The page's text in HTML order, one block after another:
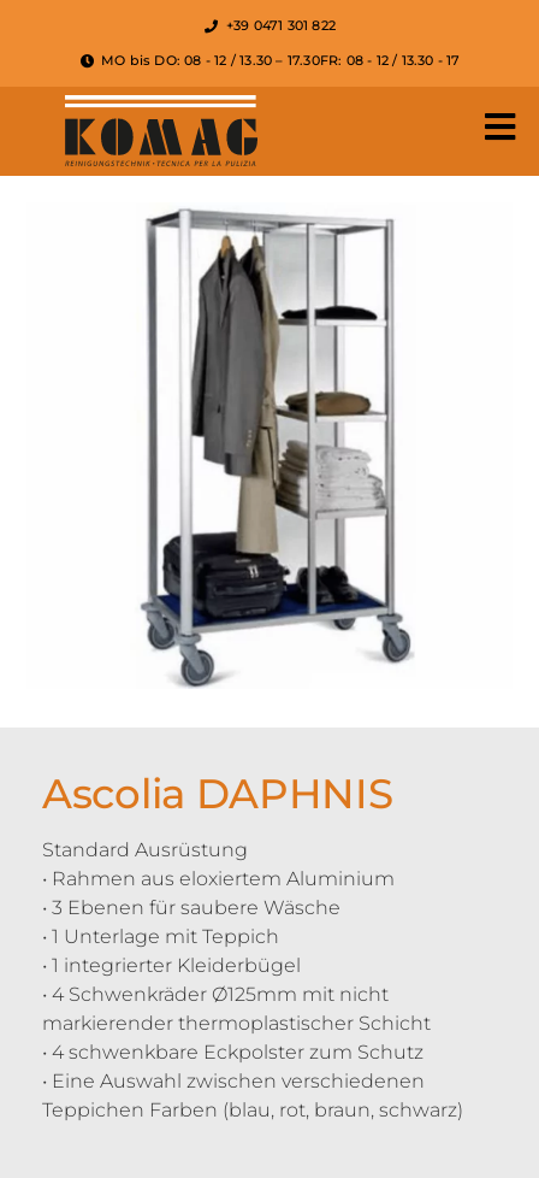
+39 0471 301 822
MO bis DO: 08 - 12 / 13.30 – 17.30FR: 08 - 12 / 13.30 - 17
Ascolia DAPHNIS
Standard Ausrüstung
• Rahmen aus eloxiertem Aluminium
• 3 Ebenen für saubere Wäsche
• 1 Unterlage mit Teppich
• 1 integrierter Kleiderbügel
• 4 Schwenkräder Ø125mm mit nicht
markierender thermoplastischer Schicht
• 4 schwenkbare Eckpolster zum Schutz
• Eine Auswahl zwischen verschiedenen
Teppichen Farben (blau, rot, braun, schwarz)